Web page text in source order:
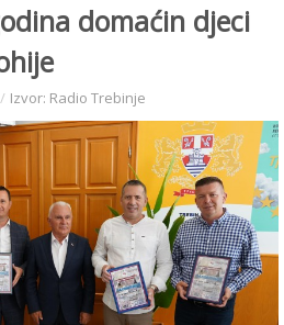
domaćin djeci
Izvor: Radio Trebinje